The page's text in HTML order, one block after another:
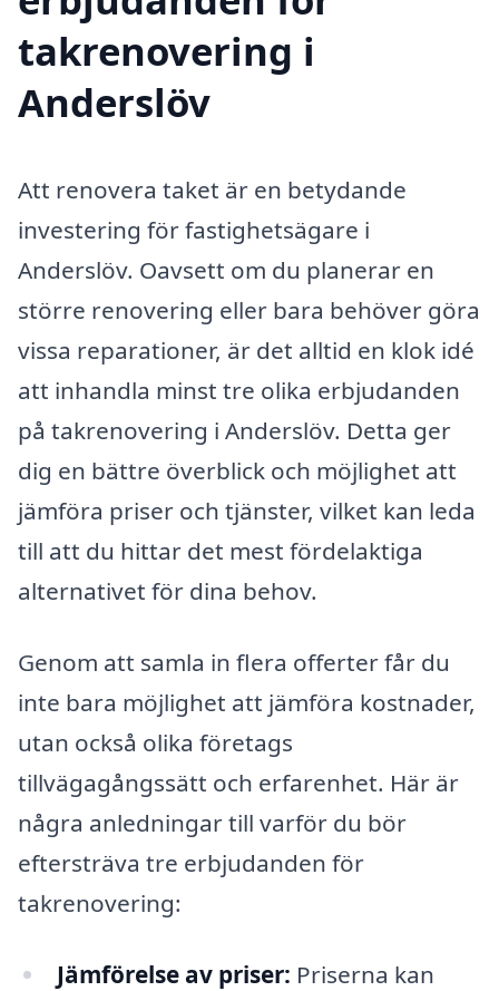
takrenovering i
Anderslöv
Att renovera taket är en betydande
investering för fastighetsägare i
Anderslöv. Oavsett om du planerar en
större renovering eller bara behöver göra
vissa reparationer, är det alltid en klok idé
att inhandla minst tre olika erbjudanden
på takrenovering i Anderslöv. Detta ger
dig en bättre överblick och möjlighet att
jämföra priser och tjänster, vilket kan leda
till att du hittar det mest fördelaktiga
alternativet för dina behov.
Genom att samla in flera offerter får du
inte bara möjlighet att jämföra kostnader,
utan också olika företags
tillvägagångssätt och erfarenhet. Här är
några anledningar till varför du bör
eftersträva tre erbjudanden för
takrenovering:
Jämförelse av priser: Priserna kan